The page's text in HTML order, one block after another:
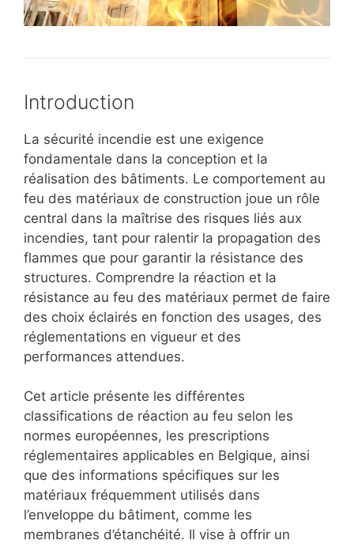
Introduction
La sécurité incendie est une exigence
fondamentale dans la conception et la
réalisation des bâtiments. Le comportement au
feu des matériaux de construction joue un rôle
central dans la maîtrise des risques liés aux
incendies, tant pour ralentir la propagation des
flammes que pour garantir la résistance des
structures. Comprendre la réaction et la
résistance au feu des matériaux permet de faire
des choix éclairés en fonction des usages, des
réglementations en vigueur et des
performances attendues.
Cet article présente les différentes
classifications de réaction au feu selon les
normes européennes, les prescriptions
réglementaires applicables en Belgique, ainsi
que des informations spécifiques sur les
matériaux fréquemment utilisés dans
l’enveloppe du bâtiment, comme les
membranes d’étanchéité. Il vise à offrir un